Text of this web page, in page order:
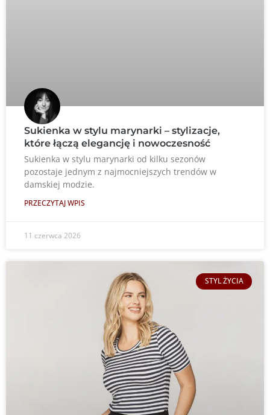
Sukienka w stylu marynarki – stylizacje,
które łączą elegancję i nowoczesność
Sukienka w stylu marynarki od kilku sezonów
pozostaje jednym z najmocniejszych trendów w
damskiej modzie.
PRZECZYTAJ WPIS
11 czerwca 2026
STYL ŻYCIA